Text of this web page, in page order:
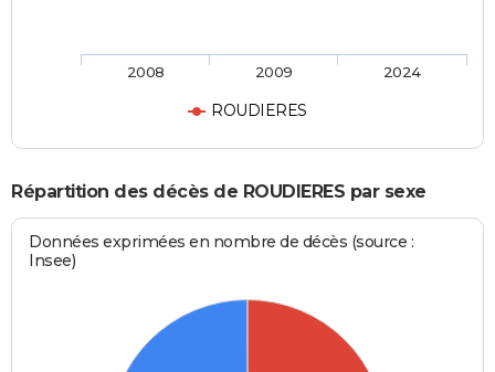
ROUDIERES
2008 2009 2024
Répartition des décès de ROUDIERES par sexe
Données exprimées en nombre de décès (source :
Insee)